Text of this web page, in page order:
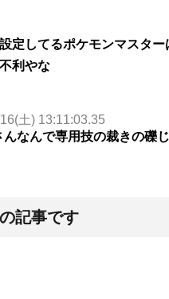
定してるポケモンマスタ
利やな
土) 13:11:03.35
なんで専用技の裁きの礫
記事です